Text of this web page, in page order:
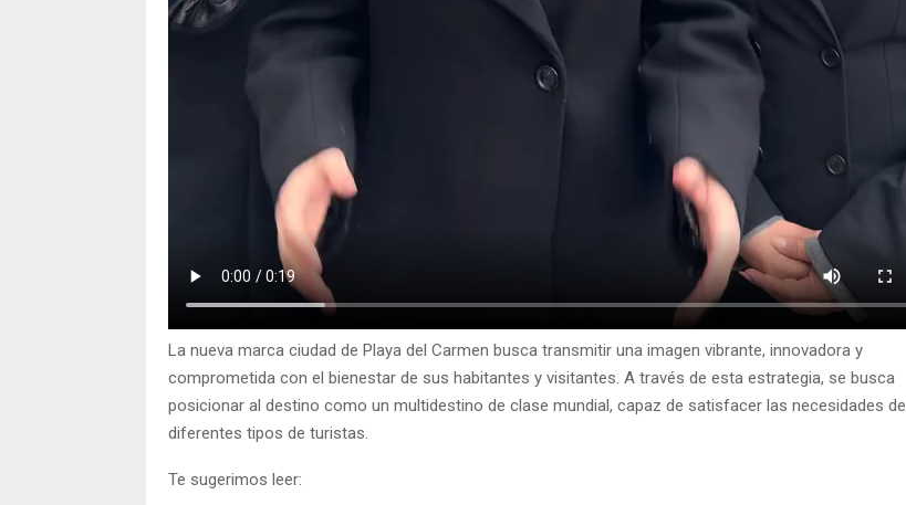
La nueva marca ciudad de Playa del Carmen busca transmitir una imagen vibrante, innovadora y
comprometida con el bienestar de sus habitantes y visitantes. A través de esta estrategia, se busca
posicionar al destino como un multidestino de clase mundial, capaz de satisfacer las necesidades de
diferentes tipos de turistas.
Te sugerimos leer: